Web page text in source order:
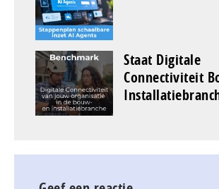
Staat Digitale
Connectiviteit